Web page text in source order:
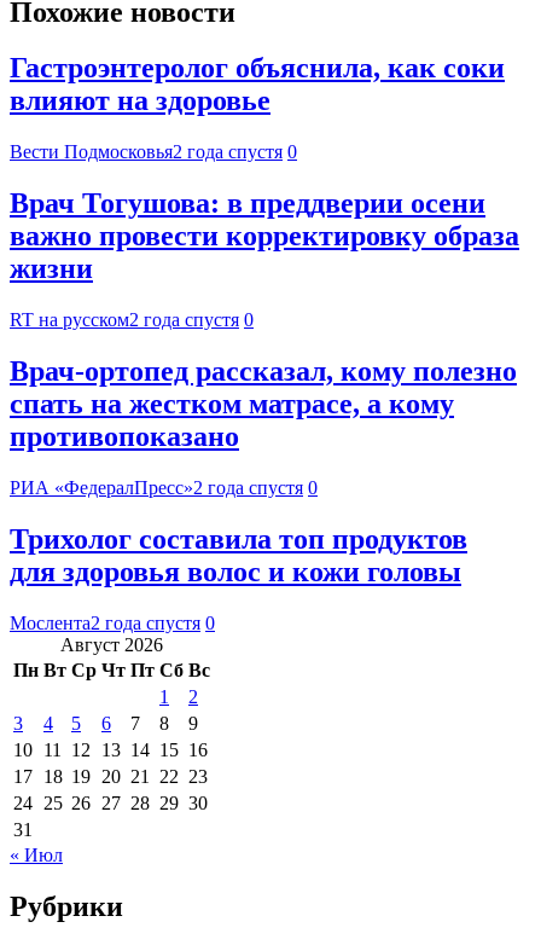
Похожие новости
Гастроэнтеролог объяснила, как соки
влияют на здоровье
Вести Подмосковья2 года спустя 0
Врач Тогушова: в преддверии осени
важно провести корректировку образа
жизни
RT на русском2 года спустя 0
Врач-ортопед рассказал, кому полезно
спать на жестком матрасе, а кому
противопоказано
РИА «ФедералПресс»2 года спустя 0
Трихолог составила топ продуктов
для здоровья волос и кожи головы
Мослента2 года спустя 0
Август 2026
Пн Вт Ср Чт Пт Сб Вс
1
2
3
4 5 6 7 8
9
10 11 12 13 14 15 16
17 18 19 20 21 22 23
24 25 26 27 28 29 30
31
« Июл
Рубрики